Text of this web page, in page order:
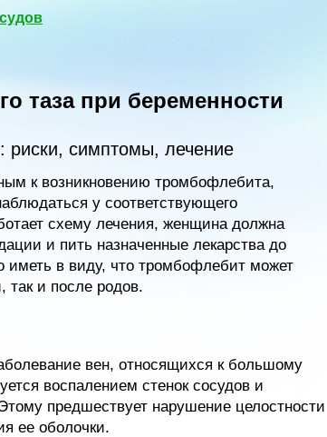
таза при беременности
риски, симптомы, лечение
к возникновению тромбофлебита,
у соответствующего
схему лечения, женщина должна
и пить назначенные лекарства до
иметь в виду, что тромбофлебит может
так и после родов.
вен, относящихся к большому
воспалением стенок сосудов и
предшествует нарушение целостности
ее оболочки.